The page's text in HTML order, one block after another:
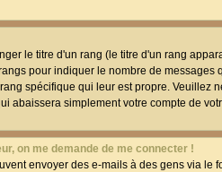
le titre d'un rang (le titre d'un rang
pour indiquer le nombre de
spécifique qui leur est propre.
abaissera simplement votre compte de
on me demande de me connecter !
envoyer des e-mails à des gens via